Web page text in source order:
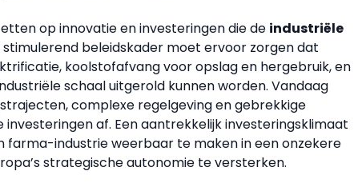
op innovatie en investeringen die de industriële
stimulerend beleidskader moet ervoor zorgen dat
koolstofafvang voor opslag en hergebruik, en
schaal uitgerold kunnen worden. Vandaag
complexe regelgeving en gebrekkige
investeringen af. Een aantrekkelijk investeringsklimaat
farma-industrie weerbaar te maken in een onzekere
strategische autonomie te versterken.